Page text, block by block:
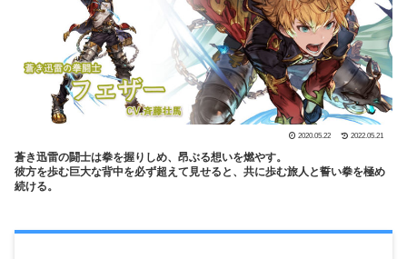
2020.05.22 2022.05.21
蒼き迅雷の闘士は拳を握りしめ、昂ぶる想いを燃やす。
彼方を歩む巨大な背中を必ず超えて見せると、共に歩む旅人と誓い拳を極め
続ける。